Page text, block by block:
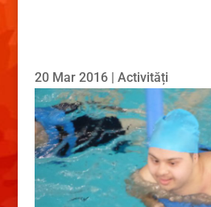
20 Mar 2016| Activități